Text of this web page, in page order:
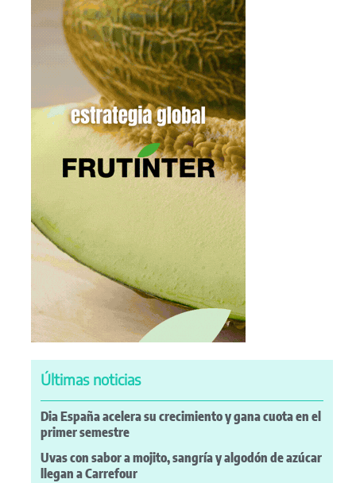
Últimas noticias
Dia España acelera su crecimiento y gana cuota en el
primer semestre
Uvas con sabor a mojito, sangría y algodón de azúcar
llegan a Carrefour